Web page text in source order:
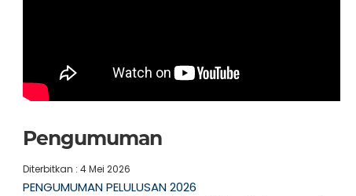
Pengumuman
Diterbitkan :4 Mei 2026
PENGUMUMAN PELULUSAN 2026